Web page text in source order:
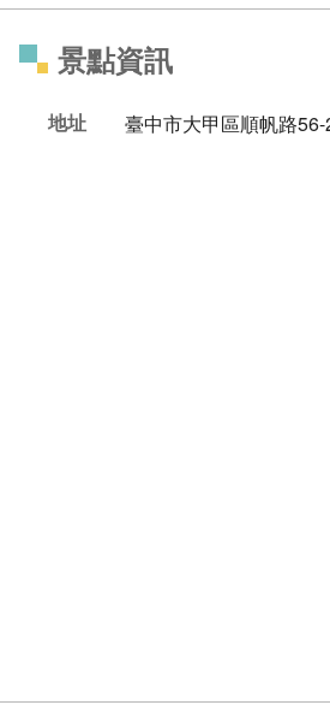
景點資訊
地址 臺中市大甲區順帆路